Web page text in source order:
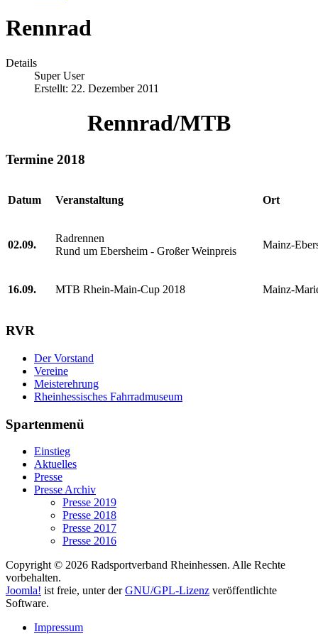
Rennrad
Details
Super User
Erstellt: 22. Dezember 2011
Rennrad/MTB
Termine 2018
Datum Veranstaltung Ort
02.09.
Radrennen
Rund um Ebersheim - Großer Weinpreis
Mainz-
16.09. MTB Rhein-Main-Cup 2018 Mainz-
RVR
Der Vorstand
Vereine
Meisterehrung
Rheinhessisches Fahrradmuseum
Spartenmenü
Einstieg
Aktuelles
Presse
Presse Archiv
Presse 2019
Presse 2018
Presse 2017
Presse 2016
Copyright © 2026 Radsportverband Rheinhessen. Alle Rechte
vorbehalten.
Joomla! ist freie, unter derGNU/GPL-Lizenz veröffentlichte
Software.
Impressum